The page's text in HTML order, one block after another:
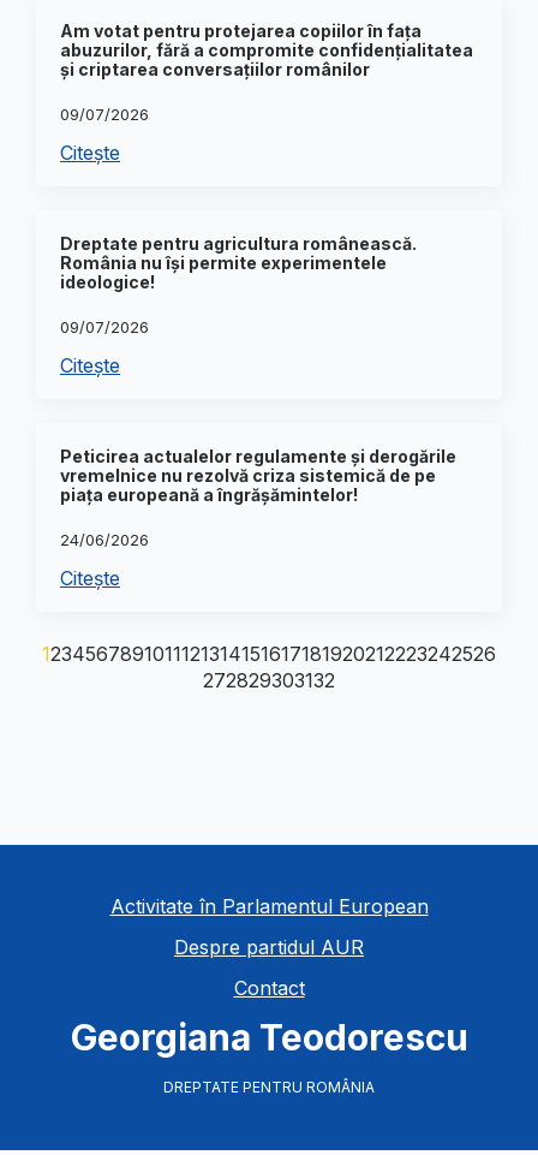
Am votat pentru protejarea copiilor în fața
abuzurilor, fără a compromite confidențialitatea
și criptarea conversațiilor românilor
09/07/2026
Citește
Dreptate pentru agricultura românească.
România nu își permite experimentele
ideologice!
09/07/2026
Citește
Peticirea actualelor regulamente și derogările
vremelnice nu rezolvă criza sistemică de pe
piața europeană a îngrășămintelor!
24/06/2026
Citește
1234567891011121314151617181920212223242526
272829303132
Georgiana Teodorescu
DREPTATE PENTRU ROMÂNIA
Activitate în Parlamentul European
Despre partidul AUR
Contact